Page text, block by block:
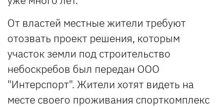
От властей местные жители требуют
отозвать проект решения, которым
участок земли под строительство
небоскребов был передан ООО
"Интерспорт". Жители хотят видеть на
месте своего проживания спорткомплекс